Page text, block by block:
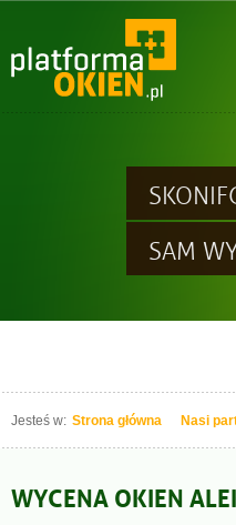
SAM
Jesteś w: Strona główna Nasi
WYCENA OKIEN